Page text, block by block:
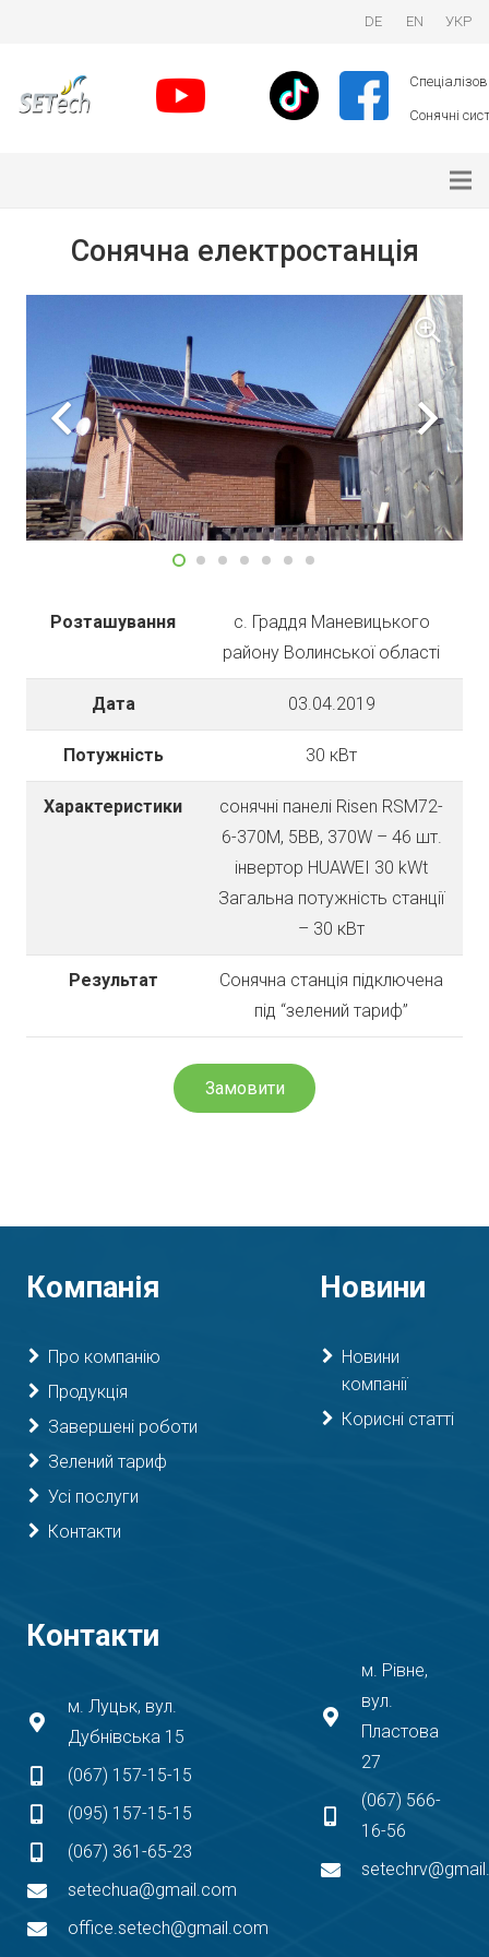
DE EN УКР
Сонячні
Сонячна електростанція
Розташування
с. Граддя Маневицького
району Волинської області
Дата 03.04.2019
Потужність 30 кВт
Характеристики
cонячні панелі Risen RSM72-
6-370М, 5BB, 370W – 46 шт.
інвертор HUAWEI 30 kWt
Загальна потужність станції
– 30 кВт
Результат
Сонячна станція підключена
під “зелений тариф”
Замовити
Компанія
Про компанію
Продукція
Завершені роботи
Зелений тариф
Усі послуги
Контакти
Новини
Новини
компанії
Корисні статті
Контакти
м. Луцьк, вул.
Дубнівська 15
(067) 157-15-15
(095) 157-15-15
(067) 361-65-23
setechua@gmail.com
office.setech@gmail.com
м. Рівне,
вул.
Пластова
27
(067) 566-
16-56